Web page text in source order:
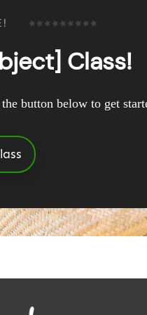
Class!
button below to get